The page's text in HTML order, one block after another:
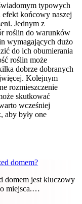
typowych
efekt końcowy naszej
Jednym z
roślin do warunków
wymagających dużo
do ich obumierania
roślin może
dobrze dobranych
Kolejnym
rozmieszczenie
skutkować
wcześniej
aby były one
domem?
domem jest kluczowy
miejsca.…